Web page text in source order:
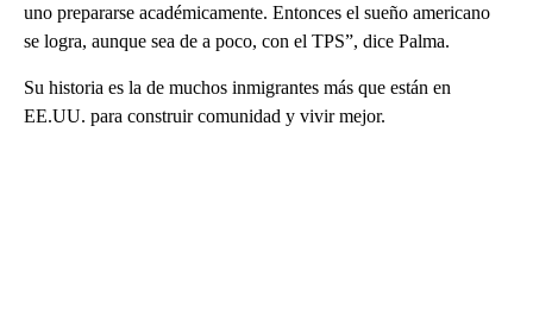
uno prepararse académicamente. Entonces el sueño americano
se logra, aunque sea de a poco, con el TPS”, dice Palma.
Su historia es la de muchos inmigrantes más que están en
EE.UU. para construir comunidad y vivir mejor.